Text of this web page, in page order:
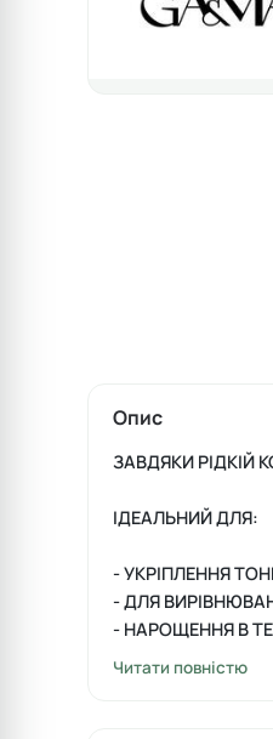
Опис
ЗАВДЯКИ РІДКІЙ
ІДЕАЛЬНИЙ ДЛЯ:
- УКРІПЛЕННЯ
- ДЛЯ
- НАРОЩЕННЯ В
Читати повністю